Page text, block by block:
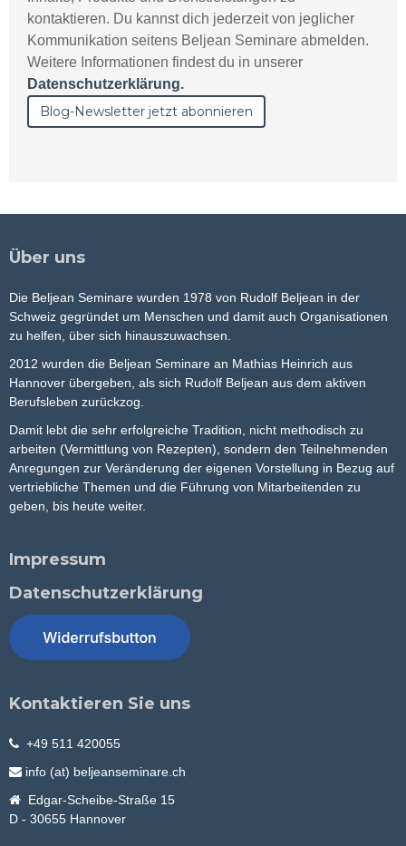
kontaktieren. Du kannst dich jederzeit von jeglicher
Kommunikation seitens Beljean Seminare abmelden.
Weitere Informationen findest du in unserer
Datenschutzerklärung.
Über uns
Die Beljean Seminare wurden 1978 von Rudolf Beljean in der
Schweiz gegründet um Menschen und damit auch Organisationen
zu helfen, über sich hinauszuwachsen.
2012 wurden die Beljean Seminare an Mathias Heinrich aus
Hannover übergeben, als sich Rudolf Beljean aus dem aktiven
Berufsleben zurückzog.
Damit lebt die sehr erfolgreiche Tradition, nicht methodisch zu
arbeiten (Vermittlung von Rezepten), sondern den Teilnehmenden
Anregungen zur Veränderung der eigenen Vorstellung in Bezug auf
vertriebliche Themen und die Führung von Mitarbeitenden zu
geben, bis heute weiter.
Impressum
Datenschutzerklärung
Kontaktieren Sie uns
+49 511 420055
info (at) beljeanseminare.ch
Edgar-Scheibe-Straße 15
D - 30655 Hannover